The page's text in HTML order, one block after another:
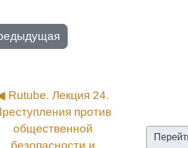
Rutube. Лекция 24.
против
общественной
безопасности и
Перейти на...